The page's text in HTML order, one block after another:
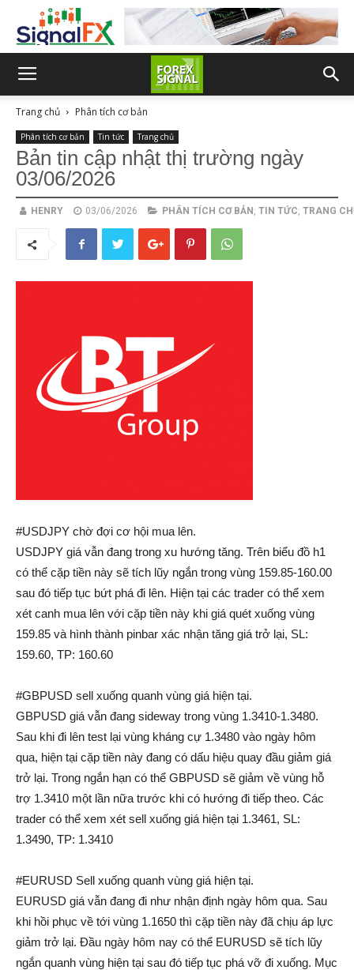
Trang chủ Phân tích cơ bản
Phân tích cơ bản Tin tức Trang chủ
Bản tin cập nhật thị trường ngày
03/06/2026
HENRY 03/06/2026 PHÂN TÍCH CƠ BẢN , TIN TỨC, TRANG
#USDJPY chờ đợi cơ hội mua lên.
USDJPY giá vẫn đang trong xu hướng tăng. Trên biểu đồ h1
có thể cặp tiền này sẽ tích lũy ngắn trong vùng 159.85-160.00
sau đó tiếp tục bứt phá đi lên. Hiện tại các trader có thể xem
xét canh mua lên với cặp tiền này khi giá quét xuống vùng
159.85 và hình thành pinbar xác nhận tăng giá trở lại, SL:
159.60, TP: 160.60
#GBPUSD sell xuống quanh vùng giá hiện tại.
GBPUSD giá vẫn đang sideway trong vùng 1.3410-1.3480.
Sau khi đi lên test lại vùng kháng cự 1.3480 vào ngày hôm
qua, hiện tại cặp tiền này đang có dấu hiệu quay đầu giảm giá
trở lại. Trong ngắn hạn có thể GBPUSD sẽ giảm về vùng hỗ
trợ 1.3410 một lần nữa trước khi có hướng đi tiếp theo. Các
trader có thể xem xét sell xuống giá hiện tại 1.3461, SL:
1.3490, TP: 1.3410
#EURUSD Sell xuống quanh vùng giá hiện tại.
EURUSD giá vẫn đang đi như nhận định ngày hôm qua. Sau
khi hồi phục về tới vùng 1.1650 thì cặp tiền này đã chịu áp lực
giảm trở lại. Đầu ngày hôm nay có thể EURUSD sẽ tích lũy
ngắn quanh vùng hiện tại sau đó tiếp tục phá vỡ đi xuống. Mục